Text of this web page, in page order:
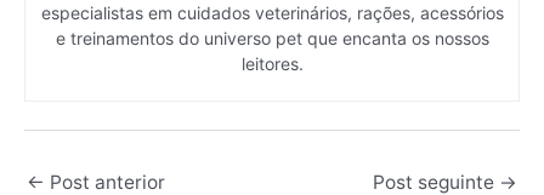
especialistas em cuidados veterinários, rações, acessórios
e treinamentos do universo pet que encanta os nossos
leitores.
← Post anterior Post seguinte →